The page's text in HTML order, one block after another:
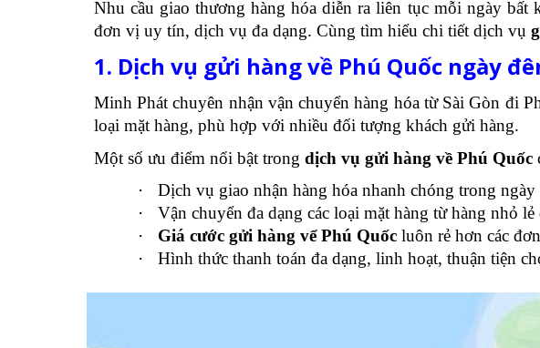
Nhu cầu giao thương hàng hóa diễn ra liên tục mỗi ngày
đơn vị uy tín, dịch vụ đa dạng. Cùng tìm hiểu chi tiết dịch vụ
1. Dịch vụ gửi hàng về Phú Quốc ngày
Minh Phát chuyên nhận vận chuyển hàng hóa từ Sài Gòn đi
loại mặt hàng, phù hợp với nhiều đối tượng khách gửi hàng.
Một số ưu điểm nổi bật trong dịch vụ gửi hàng về Phú Quốc
·
Dịch vụ giao nhận hàng hóa nhanh chóng trong
·
Vận chuyển đa dạng các loại mặt hàng từ hàng nhỏ
·
Giá cước gửi hàng vể Phú Quốcluôn rẻ hơn các
·
Hình thức thanh toán đa dạng, linh hoạt, thuận tiện